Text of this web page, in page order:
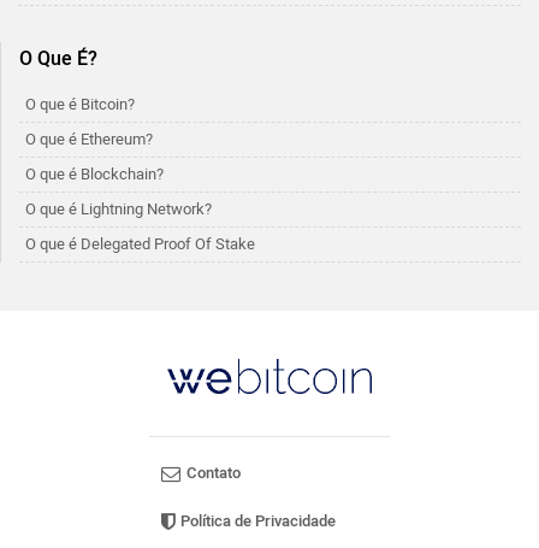
O Que É?
O que é Bitcoin?
O que é Ethereum?
O que é Blockchain?
O que é Lightning Network?
O que é Delegated Proof Of Stake
Contato
Política de Privacidade